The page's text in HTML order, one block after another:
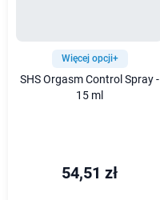
Więcej opcji+
SHS Orgasm Control Spray -
15 ml
54,51 zł